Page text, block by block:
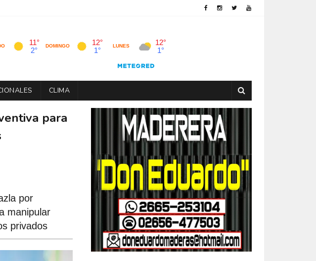
CLIMA
para
por
manipular
privados